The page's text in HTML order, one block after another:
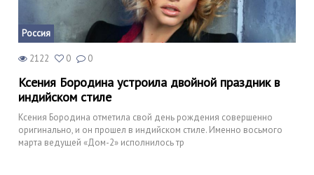
Россия
2122 0 0
Ксения Бородина устроила двойной праздник в
индийском стиле
Ксения Бородина отметила свой день рождения совершенно
оригинально, и он прошел в индийском стиле. Именно восьмого
марта ведущей «Дом-2» исполнилось тр